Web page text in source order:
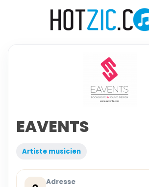
EAVENTS
Artiste musicien
Adresse